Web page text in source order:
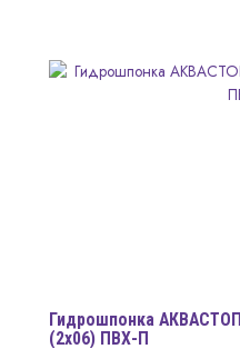
Гидрошпонка
(2х06) ПВХ-П